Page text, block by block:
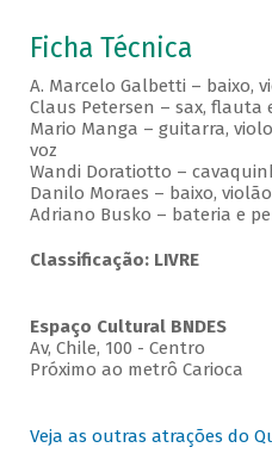
Ficha Técnica
A. Marcelo Galbetti – baixo,
Claus Petersen – sax, flauta
Mario Manga – guitarra,
voz
Wandi Doratiotto –
Danilo Moraes – baixo,
Adriano Busko – bateria e
Classificação: LIVRE
Espaço Cultural BNDES
Av, Chile, 100 - Centro
Próximo ao metrô Carioca
Veja as outras atrações do